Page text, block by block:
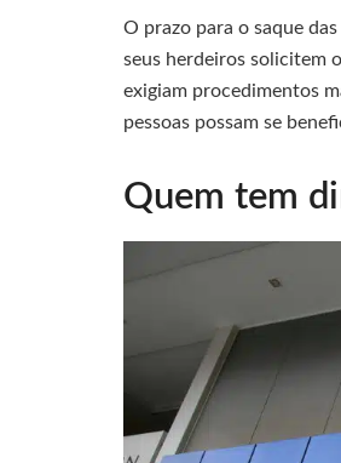
O prazo para o saque
seus herdeiros solicitem
exigiam procedimentos
pessoas possam se
Quem tem